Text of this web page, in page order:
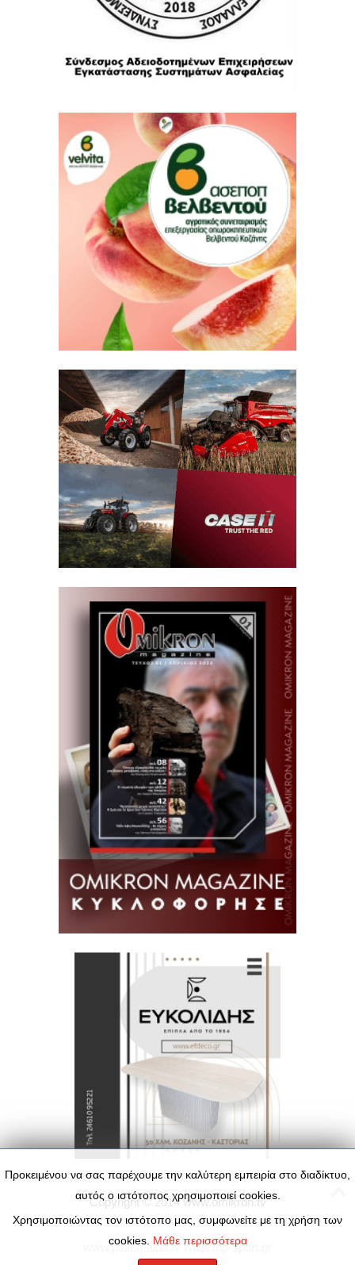
Προκειμένου να σας παρέχουμε την καλύτερη εμπειρία στο διαδίκτυο,
αυτός ο ιστότοπος χρησιμοποιεί cookies.
Χρησιμοποιώντας τον ιστότοπο μας, συμφωνείτε με τη χρήση των
cookies. Μάθε περισσότερα
Copyright © 2014www.omikron.tv
www.ptolemaida.tv www.top-sport.gr